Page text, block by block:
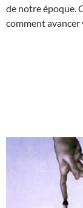
de notre époque.
comment avancer